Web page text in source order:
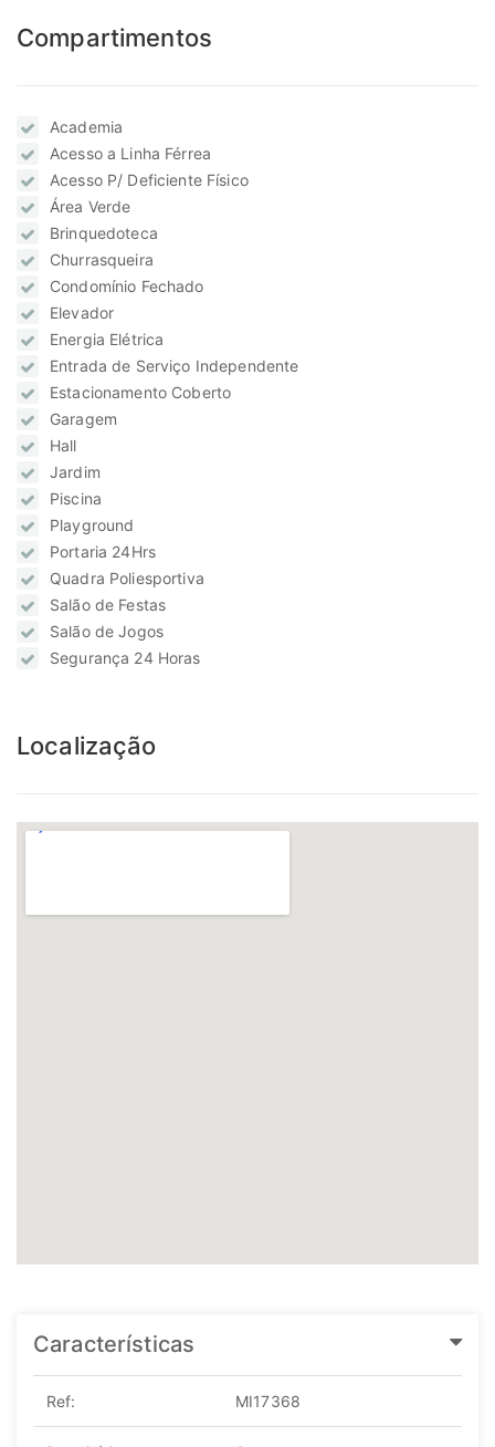
Compartimentos
Academia
Acesso a Linha Férrea
Acesso P/ Deficiente Físico
Área Verde
Brinquedoteca
Churrasqueira
Condomínio Fechado
Elevador
Energia Elétrica
Entrada de Serviço Independente
Estacionamento Coberto
Garagem
Hall
Jardim
Piscina
Playground
Portaria 24Hrs
Quadra Poliesportiva
Salão de Festas
Salão de Jogos
Segurança 24 Horas
Localização
Características
Ref: MI17368